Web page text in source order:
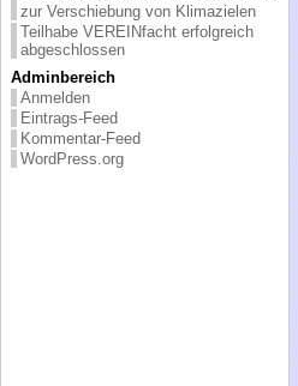
zur Verschiebung von Klimazielen
Teilhabe VEREINfacht erfolgreich
abgeschlossen
Adminbereich
Anmelden
Eintrags-Feed
Kommentar-Feed
WordPress.org